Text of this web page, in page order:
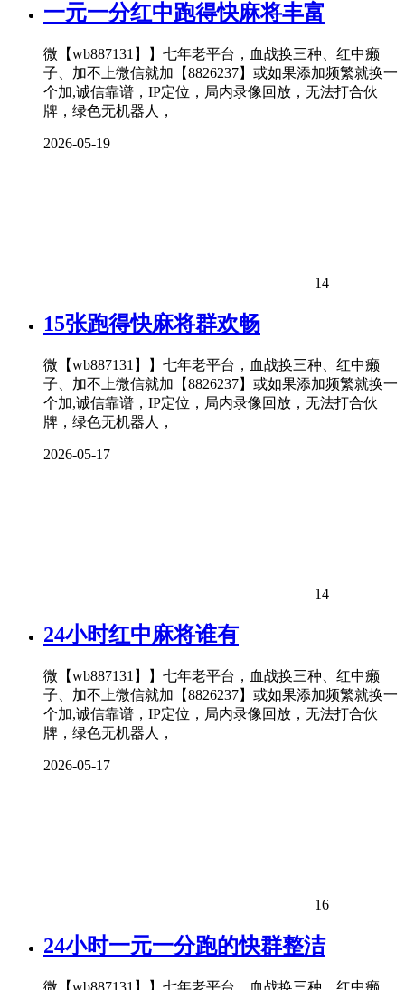
一元一分红中跑得快麻将丰富
微【wb887131】】七年老平台，血战换三种、红中癞
子、加不上微信就加【8826237】或如果添加频繁就换一
个加,诚信靠谱，IP定位，局内录像回放，无法打合伙
牌，绿色无机器人，
2026-05-19
14
15张跑得快麻将群欢畅
微【wb887131】】七年老平台，血战换三种、红中癞
子、加不上微信就加【8826237】或如果添加频繁就换一
个加,诚信靠谱，IP定位，局内录像回放，无法打合伙
牌，绿色无机器人，
2026-05-17
14
24小时红中麻将谁有
微【wb887131】】七年老平台，血战换三种、红中癞
子、加不上微信就加【8826237】或如果添加频繁就换一
个加,诚信靠谱，IP定位，局内录像回放，无法打合伙
牌，绿色无机器人，
2026-05-17
16
24小时一元一分跑的快群整洁
微【wb887131】】七年老平台，血战换三种、红中癞